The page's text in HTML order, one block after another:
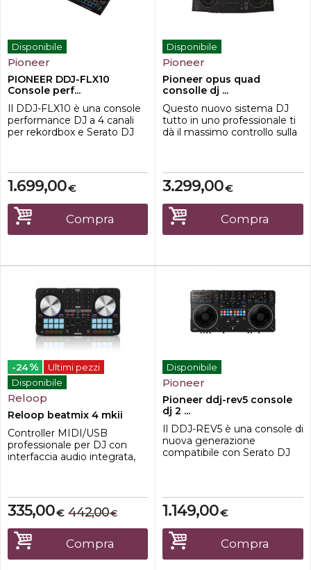
Disponibile
Pioneer
PIONEER DDJ-FLX10
Console perf...
Il DDJ-FLX10 è una console
performance DJ a 4 canali
per rekordbox e Serato DJ
che apre a nuove possibilità
creative, come lesecuzione
di mash-up al volo, senza
bisogno di preparare i brani in
anticipo.Carica i ...
€
1.699,00
Compra
Disponibile
Pioneer
Pioneer opus quad
consolle dj ...
Questo nuovo sistema DJ
tutto in uno professionale ti
dà il massimo controllo sulla
accattivante e suonabilità e
include funzionalità nuove
ed evolute, come la
riproduzione autonoma su 4
deck. Tutto ciò si combina
per forni...
€
3.299,00
Compra
-24 %
Ultimi pezzi
Disponibile
Reloop
Reloop beatmix 4 mkii
Controller MIDI/USB
professionale per DJ con
interfaccia audio integrata,
Caratteristiche superficie di
controllo: 81 controlli MIDI
"full size" liberamente
assegnabili a una doppia
funzione (27 pulsanti, 8
fader, 3...
€
335,00 €
442,00
Compra
Disponibile
Pioneer
Pioneer ddj-rev5 console
dj 2 ...
Il DDJ-REV5 è una console di
nuova generazione
compatibile con Serato DJ
scratching e caratteristiche
innovative, come le ampie
FADER, i pulsanti dedicati
per il controllo degli stem, la
prima transizione...
€
1.149,00
Compra